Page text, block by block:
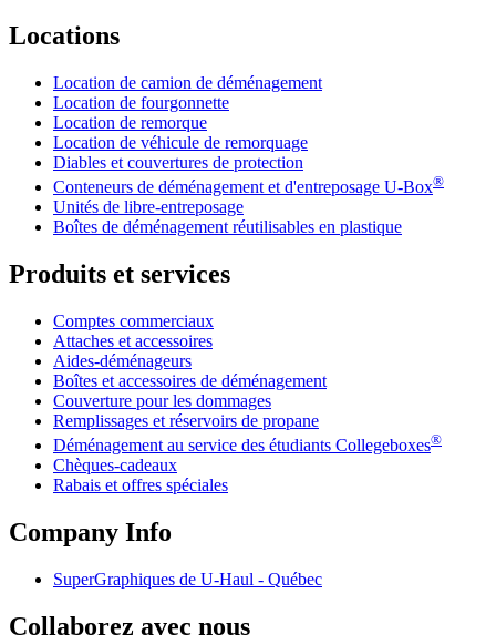
Locations
Location de camion de déménagement
Location de fourgonnette
Location de remorque
Location de véhicule de remorquage
Diables et couvertures de protection
Conteneurs de déménagement et d'entreposage U-Box®
Unités de libre-entreposage
Boîtes de déménagement réutilisables en plastique
Produits et services
Comptes commerciaux
Attaches et accessoires
Aides-déménageurs
Boîtes et accessoires de déménagement
Couverture pour les dommages
Remplissages et réservoirs de propane
Déménagement au service des étudiants Collegeboxes®
Chèques-cadeaux
Rabais et offres spéciales
Company Info
SuperGraphiques de U-Haul - Québec
Collaborez avec nous